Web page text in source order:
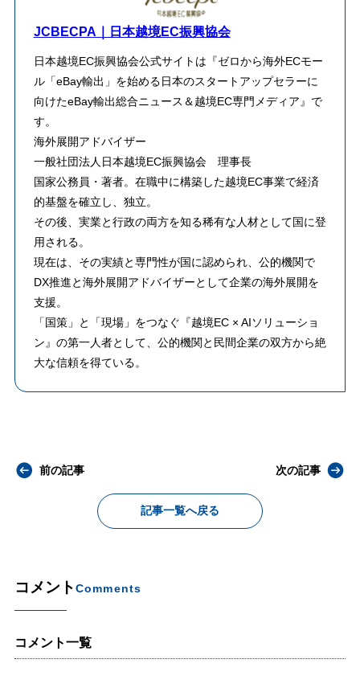
JCBECPA｜日本越境EC振興協会
日本越境EC振興協会公式サイトは『ゼロから海外ECモー
ル「eBay輸出」を始める日本のスタートアップセラーに
向けたeBay輸出総合ニュース＆越境EC専門メディア』で
す。
海外展開アドバイザー
一般社団法人日本越境EC振興協会 理事長
​国家公務員・著者。在職中に構築した越境EC事業で経済
的基盤を確立し、独立。
その後、実業と行政の両方を知る稀有な人材として国に登
用される。
​現在は、その実績と専門性が国に認められ、公的機関で
DX推進と海外展開アドバイザーとして企業の海外展開を
支援。
「国策」と「現場」をつなぐ『越境EC × AIソリューショ
ン』の第一人者として、公的機関と民間企業の双方から絶
大な信頼を得ている。
前の記事
記事一覧へ戻る
次の記事
コメントComments
コメント一覧